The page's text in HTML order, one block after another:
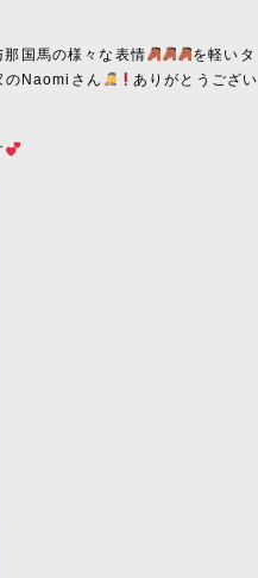
那国馬の様々な表情
を軽いタ
のNaomiさん
ありがとうござい